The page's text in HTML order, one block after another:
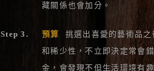
藏關係也會加分。
Step 3. 預算
挑選出喜愛的藝術品
和稀少性，不立即決定常會
金，會發現不但生活環境有